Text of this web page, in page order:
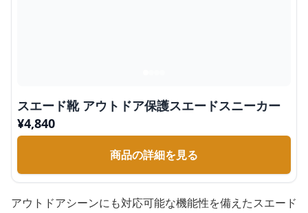
スエード靴 アウトドア保護スエードスニーカー
¥4,840
商品の詳細を見る
アウトドアシーンにも対応可能な機能性を備えたスエード